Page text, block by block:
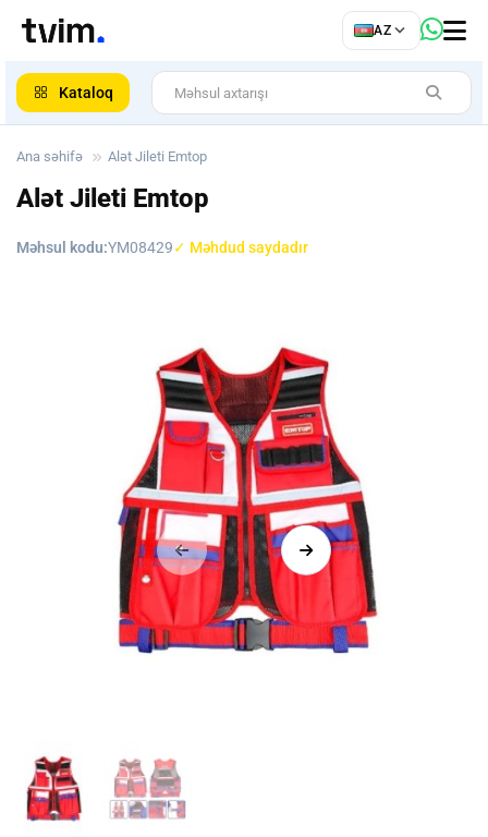
AZ
Kataloq
Ana səhifə Alət Jileti Emtop
Alət Jileti Emtop
Məhsul kodu:YM08429✓ Məhdud saydadır